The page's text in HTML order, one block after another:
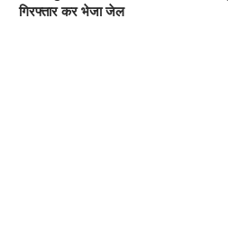
गिरफ्तार कर भेजा जेल